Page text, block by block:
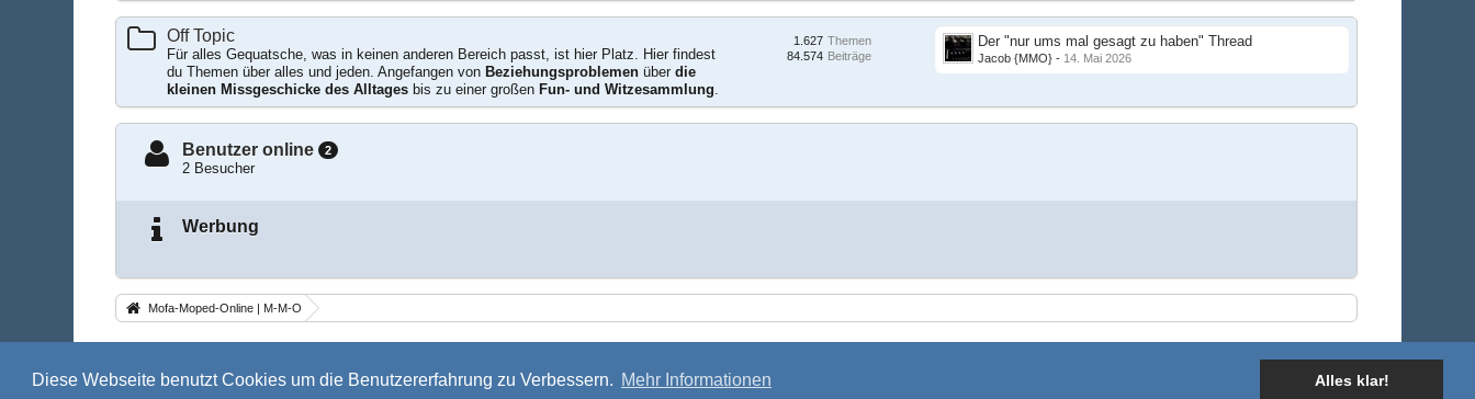
Diese Webseite benutzt Cookies um die Benutzererfahrung zu Verbessern. Mehr Informationen Alles klar!
Off Topic
Für alles Gequatsche, was in keinen anderen Bereich passt, ist hier Platz. Hier findest
du Themen über alles und jeden. Angefangen von Beziehungsproblemen überdie
kleinen Missgeschicke des Alltages bis zu einer großen Fun- und Witzesammlung.
Themen
1.627
Beiträge
84.574
Der "nur ums mal gesagt zu haben" Thread
Jacob {MMO} - 14. Mai 2026
Benutzer online 2
2 Besucher
Werbung
Mofa-Moped-Online | M-M-O
7. August 2026, 10:33